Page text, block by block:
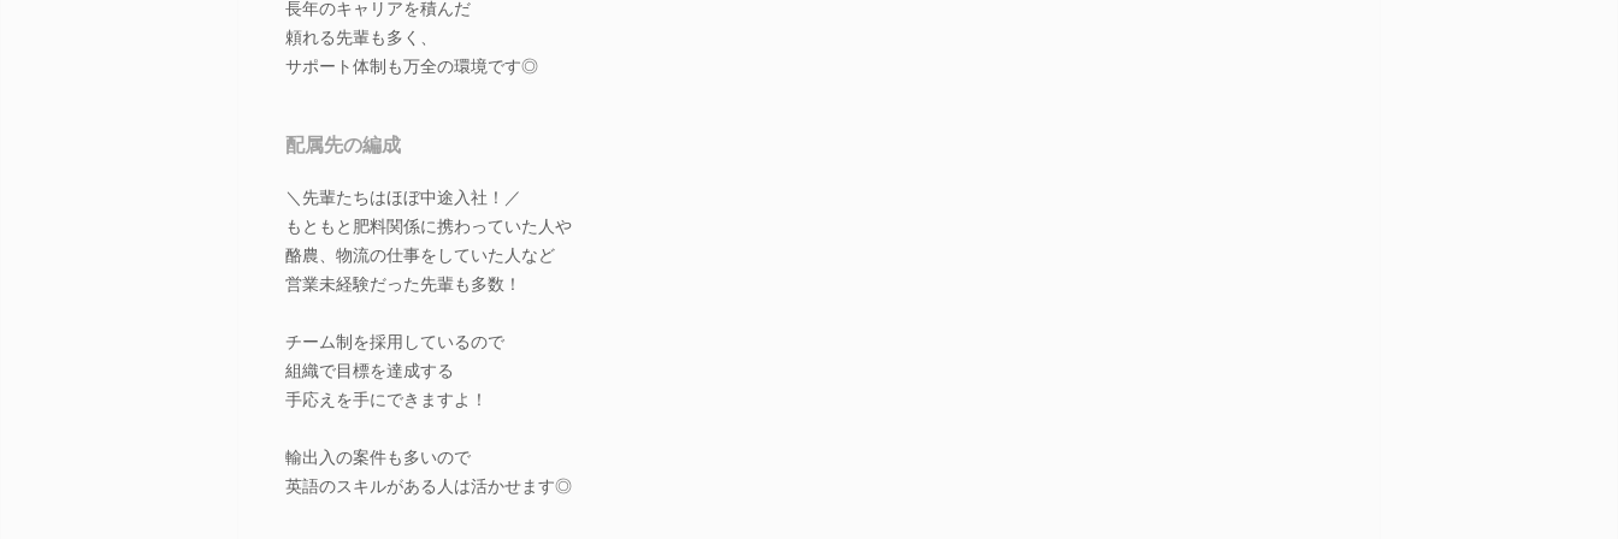
長年のキャリアを積んだ
頼れる先輩も多く、
サポート体制も万全の環境です◎
配属先の編成
＼先輩たちはほぼ中途入社！／
もともと肥料関係に携わっていた人や
酪農、物流の仕事をしていた人など
営業未経験だった先輩も多数！
チーム制を採用しているので
組織で目標を達成する
手応えを手にできますよ！
輸出入の案件も多いので
英語のスキルがある人は活かせます◎